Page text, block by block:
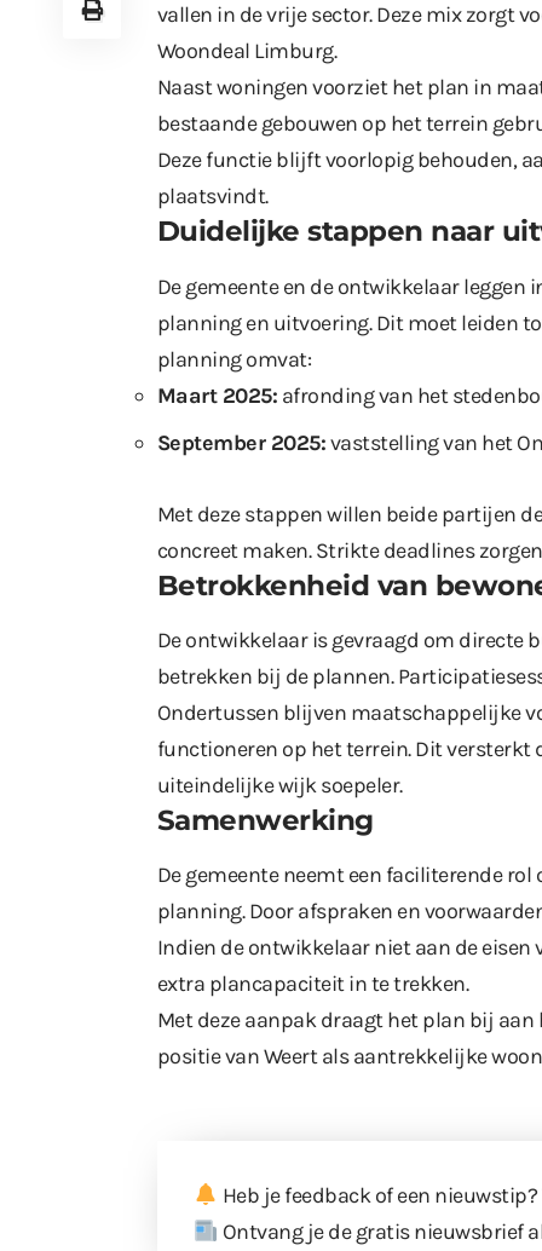
vallen in de vrije sector. Deze mix zorgt
Woondeal Limburg.
Naast woningen voorziet het plan in
bestaande gebouwen op het terrein
Deze functie blijft voorlopig behouden,
plaatsvindt.
Duidelijke stappen naar
De gemeente en de ontwikkelaar
planning en uitvoering. Dit moet leiden
planning omvat:
Maart 2025: afronding van het
September 2025:vaststelling van het
Met deze stappen willen beide partijen
concreet maken. Strikte deadlines
Betrokkenheid van
De ontwikkelaar is gevraagd om directe
betrekken bij de plannen.
Ondertussen blijven maatschappelijke
functioneren op het terrein. Dit versterkt
uiteindelijke wijk soepeler.
Samenwerking
De gemeente neemt een faciliterende
planning. Door afspraken en
Indien de ontwikkelaar niet aan de
extra plancapaciteit in te trekken.
Met deze aanpak draagt het plan bij
positie van Weert als aantrekkelijke
Heb je feedback of een nieuwstip?
Ontvang je de gratis nieuwsbrief